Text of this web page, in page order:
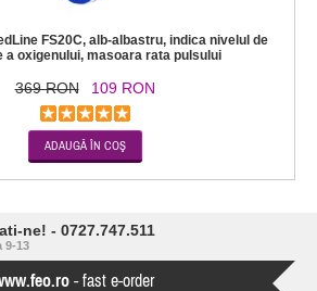
FS20C, alb-albastru, indica nivelul de
a oxigenului, masoara rata pulsului
369 RON 109 RON
ne! - 0727.747.511
9-13
- fast e-order